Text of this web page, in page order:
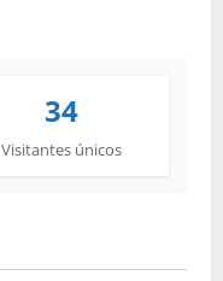
34
Visitantes únicos